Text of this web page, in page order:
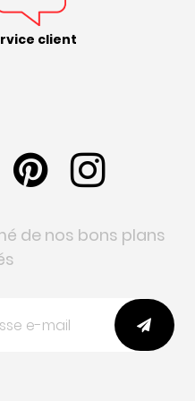
client
de nos bons plans